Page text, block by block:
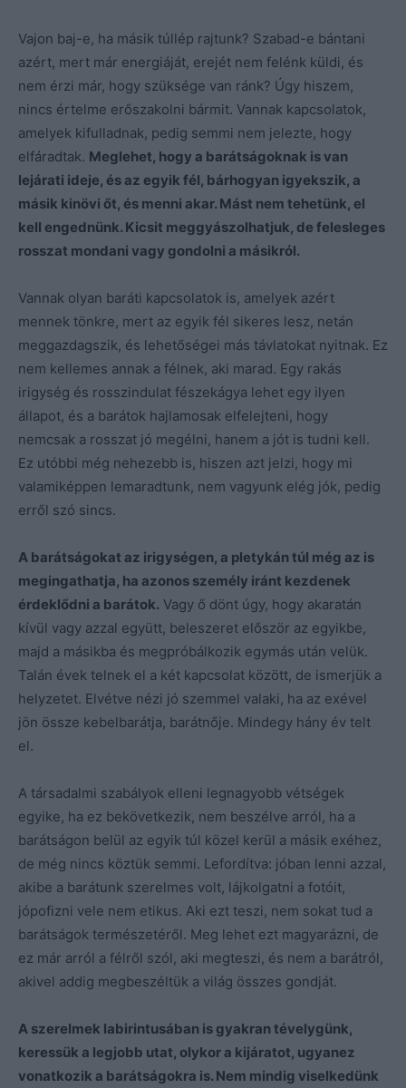
Vajon baj-e, ha másik túllép rajtunk? Szabad-e bántani
azért, mert már energiáját, erejét nem felénk küldi, és
nem érzi már, hogy szüksége van ránk? Úgy hiszem,
nincs értelme erőszakolni bármit. Vannak kapcsolatok,
amelyek kifulladnak, pedig semmi nem jelezte, hogy
elfáradtak. Meglehet, hogy a barátságoknak is van
lejárati ideje, és az egyik fél, bárhogyan igyekszik, a
másik kinövi őt, és menni akar. Mást nem tehetünk, el
kell engednünk. Kicsit meggyászolhatjuk, de felesleges
rosszat mondani vagy gondolni a másikról.
Vannak olyan baráti kapcsolatok is, amelyek azért
mennek tönkre, mert az egyik fél sikeres lesz, netán
meggazdagszik, és lehetőségei más távlatokat nyitnak. Ez
nem kellemes annak a félnek, aki marad. Egy rakás
irigység és rosszindulat fészekágya lehet egy ilyen
állapot, és a barátok hajlamosak elfelejteni, hogy
nemcsak a rosszat jó megélni, hanem a jót is tudni kell.
Ez utóbbi még nehezebb is, hiszen azt jelzi, hogy mi
valamiképpen lemaradtunk, nem vagyunk elég jók, pedig
erről szó sincs.
A barátságokat az irigységen, a pletykán túl még az is
megingathatja, ha azonos személy iránt kezdenek
érdeklődni a barátok. Vagy ő dönt úgy, hogy akaratán
kívül vagy azzal együtt, beleszeret először az egyikbe,
majd a másikba és megpróbálkozik egymás után velük.
Talán évek telnek el a két kapcsolat között, de ismerjük a
helyzetet. Elvétve nézi jó szemmel valaki, ha az exével
jön össze kebelbarátja, barátnője. Mindegy hány év telt
el.
A társadalmi szabályok elleni legnagyobb vétségek
egyike, ha ez bekövetkezik, nem beszélve arról, ha a
barátságon belül az egyik túl közel kerül a másik exéhez,
de még nincs köztük semmi. Lefordítva: jóban lenni azzal,
akibe a barátunk szerelmes volt, lájkolgatni a fotóit,
jópofizni vele nem etikus. Aki ezt teszi, nem sokat tud a
barátságok természetéről. Meg lehet ezt magyarázni, de
ez már arról a félről szól, aki megteszi, és nem a barátról,
akivel addig megbeszéltük a világ összes gondját.
A szerelmek labirintusában is gyakran tévelygünk,
keressük a legjobb utat, olykor a kijáratot, ugyanez
vonatkozik a barátságokra is. Nem mindig viselkedünk